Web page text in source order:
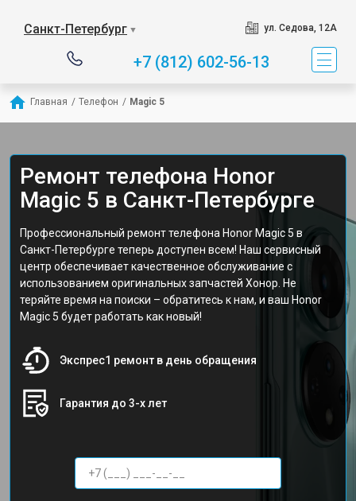
Санкт-Петербург ▼ ул. Седова, 12А
+7 (812) 602-56-13
Главная / Телефон / Magic 5
Ремонт телефона Honor
Magic 5 в Санкт-Петербурге
Профессиональный ремонт телефона Honor Magic 5 в
Санкт-Петербурге теперь доступен всем! Наш сервисный
центр обеспечивает качественное обслуживание с
использованием оригинальных запчастей Хонор. Не
теряйте время на поиски – обратитесь к нам, и ваш Honor
Magic 5 будет работать как новый!
Экспрес1 ремонт в день обращения
Гарантия до 3-х лет